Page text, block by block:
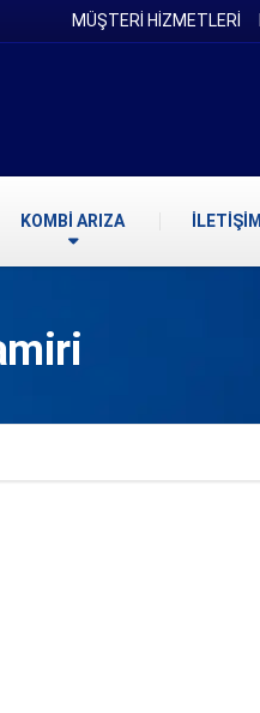
MÜŞTERİ HİZMETLERİ
KOMBİ ARIZA İLETİŞİM